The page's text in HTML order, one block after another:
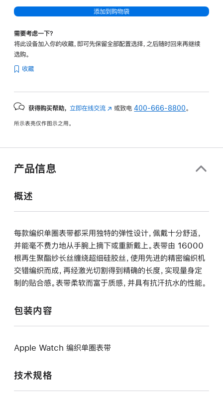
添加到购物袋
需要考虑一下？
将此设备加入你的收藏，即可先保留全部配置选择，之后随时回来再继续
选购。
收藏
获得购买帮助， 立即在线交流 (在
中
或致电400-666-8800 。
所示表壳仅作图示之用。
产品信息
概述
每款编织单圈表带都采用独特的弹性设计，佩戴十分舒适，
并能毫不费力地从手腕上摘下或重新戴上。表带由 16000
根再生聚酯纱长丝缠绕超细硅胶丝，使用先进的精密编织机
交错编织而成，再经激光切割得到精确的长度，实现量身定
制的贴合感。表带柔软而富于质感，并具有抗汗抗水的性能。
包装内容
Apple Watch 编织单圈表带
技术规格